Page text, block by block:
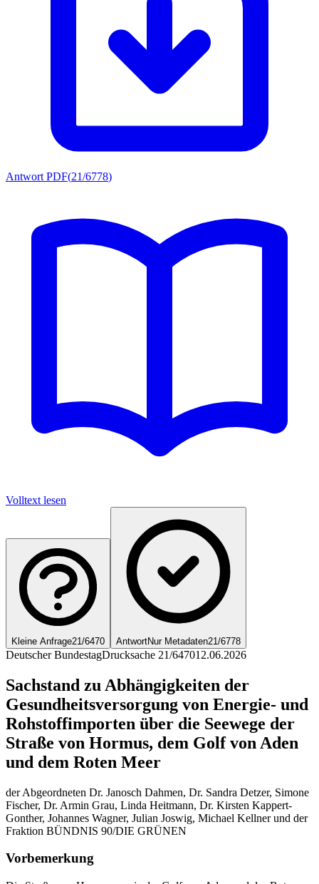
Antwort PDF(21/6778)
Volltext lesen
Kleine Anfrage21/6470 AntwortNur Metadaten21/6778
Deutscher BundestagDrucksache 21/647012.06.2026
Sachstand zu Abhängigkeiten der
Gesundheitsversorgung von Energie- und
Rohstoffimporten über die Seewege der
Straße von Hormus, dem Golf von Aden
und dem Roten Meer
der Abgeordneten Dr. Janosch Dahmen, Dr. Sandra Detzer, Simone
Fischer, Dr. Armin Grau, Linda Heitmann, Dr. Kirsten Kappert-
Gonther, Johannes Wagner, Julian Joswig, Michael Kellner und der
Fraktion BÜNDNIS 90/DIE GRÜNEN
Vorbemerkung